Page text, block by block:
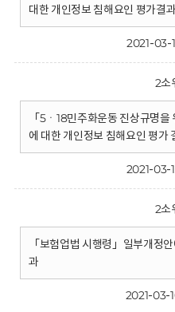
대한 개인정보 침해요인 평가결과
2021-03-
2소
「5ㆍ18민주화운동 진상규명
에 대한 개인정보 침해요인 평가
2021-03-
2소
「보험업법 시행령」일부개정
과
2021-03-